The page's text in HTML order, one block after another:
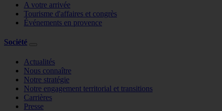
A votre arrivée
Tourisme d'affaires et congrès
Événements en provence
Société
Actualités
Nous connaître
Notre stratégie
Notre engagement territorial et transitions
Carrières
Presse